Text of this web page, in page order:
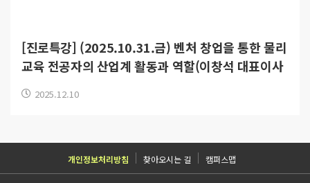
[진로특강] (2025.10.31.금) 벤처 창업을 통한 물리
교육 전공자의 산업계 활동과 역할(이창석 대표이사
코리아스펙트랄프로덕츠)
2025.12.10
개인정보처리방침 찾아오시는 길 캠퍼스맵